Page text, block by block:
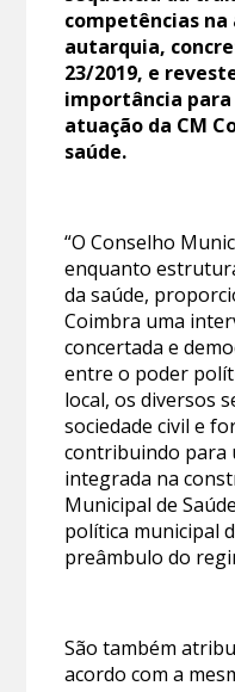
competências na
autarquia,
23/2019, e
importância
atuação da CM
saúde.
“O Conselho
enquanto
da saúde,
Coimbra uma
concertada e
entre o poder
local, os diversos
sociedade civil e
contribuindo para
integrada na
Municipal de
política municipal
preâmbulo do
São também
acordo com a